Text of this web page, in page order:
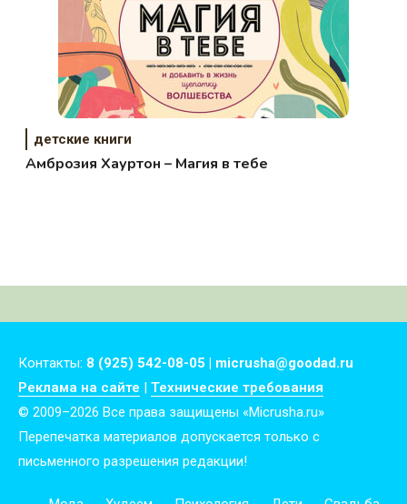
детские книги
Амброзия Хауртон – Магия в тебе
Контакты: 8 (925) 542-08-05 | micrusha@goodad.ru
Реклама на сайте
Технические требования
© 2009–2026 Все права защищены «Micrusha.ru»
Перепечатка материалов допускается только с
письменного разрешения редакции!